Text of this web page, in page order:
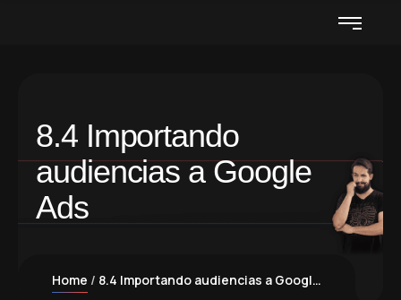
8.4 Importando
audiencias a Google
Ads
Home 8.4 Importando audiencias a Google Ads